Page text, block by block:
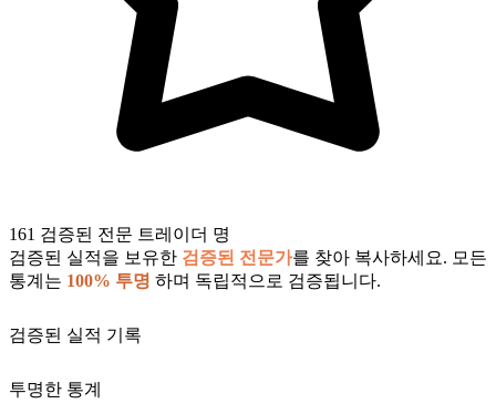
161 검증된 전문 트레이더 명
검증된 실적을 보유한 검증된 전문가를 찾아 복사하세요. 모든
통계는 100% 투명 하며 독립적으로 검증됩니다.
검증된 실적 기록
투명한 통계